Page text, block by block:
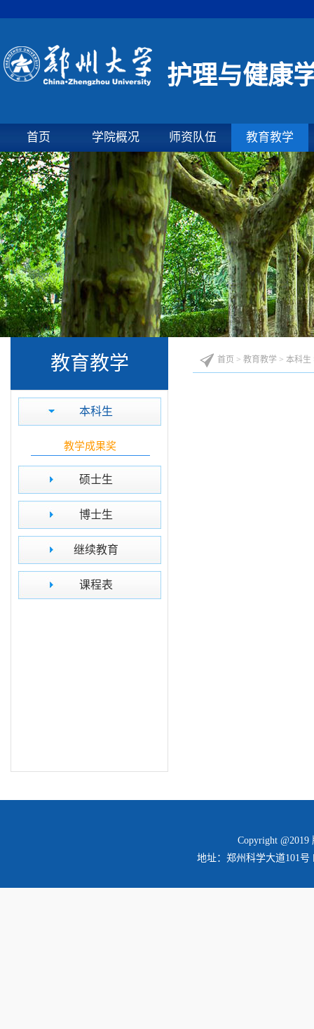
护理与健康
首页 学院概况 师资队伍 教育教学
教育教学
本科生
教学成果奖
硕士生
博士生
继续教育
课程表
首页 > 教育教学 > 本科生
Copyright
地址：郑州科学大道101号